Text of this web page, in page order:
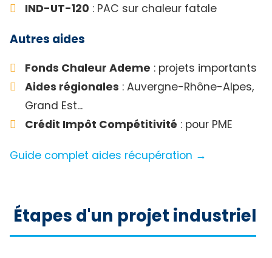
IND-UT-120 : PAC sur chaleur fatale
Autres aides
Fonds Chaleur Ademe : projets importants
Aides régionales : Auvergne-Rhône-Alpes,
Grand Est...
Crédit Impôt Compétitivité : pour PME
Guide complet aides récupération →
Étapes d'un projet industriel